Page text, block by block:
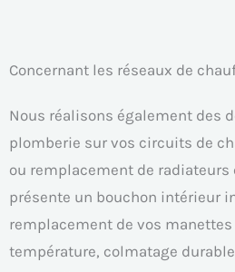
Concernant les réseaux de
Nous réalisons également des
plomberie sur vos circuits de
ou remplacement de radiateurs
présente un bouchon intérieur
remplacement de vos manettes
température, colmatage durable